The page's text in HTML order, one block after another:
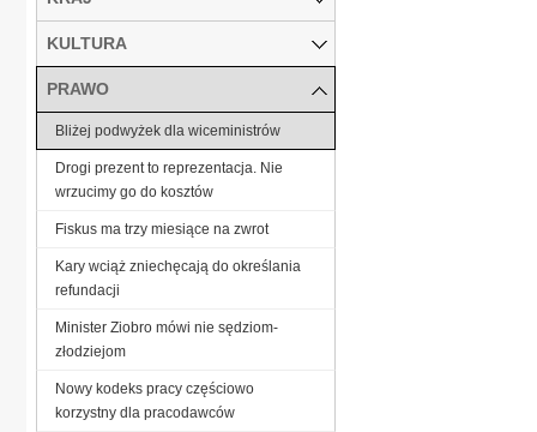
KULTURA
PRAWO
Bliżej podwyżek dla wiceministrów
Drogi prezent to reprezentacja. Nie
wrzucimy go do kosztów
Fiskus ma trzy miesiące na zwrot
Kary wciąż zniechęcają do określania
refundacji
Minister Ziobro mówi nie sędziom-
złodziejom
Nowy kodeks pracy częściowo
korzystny dla pracodawców